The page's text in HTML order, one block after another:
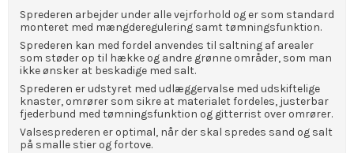
Sprederen arbejder under alle vejrforhold og er som standard
monteret med mængderegulering samt tømningsfunktion.
Sprederen kan med fordel anvendes til saltning af arealer
som støder op til hække og andre grønne områder, som man
ikke ønsker at beskadige med salt.
Sprederen er udstyret med udlæggervalse med udskiftelige
knaster, omrører som sikre at materialet fordeles, justerbar
fjederbund med tømningsfunktion og gitterrist over omrører.
Valsesprederen er optimal, når der skal spredes sand og salt
på smalle stier og fortove.